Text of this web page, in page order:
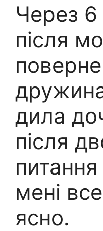
Через 6
після
дила
після
мені
ясно.